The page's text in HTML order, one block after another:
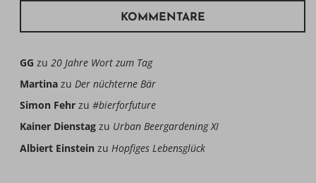
KOMMENTARE
GG zu 20 Jahre Wort zum Tag
Martina zu Der nüchterne Bär
Simon Fehr zu #bierforfuture
Kainer Dienstag zu Urban Beergardening XI
Albiert Einstein zu Hopfiges Lebensglück